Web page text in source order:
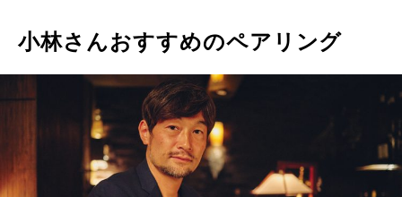
小林さんおすすめのペアリング